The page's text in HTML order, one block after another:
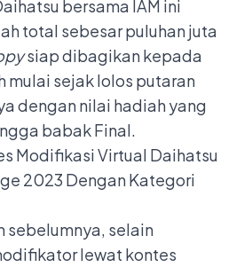
bersama IAM ini
total sebesar puluhan juta
siap dibagikan kepada
sejak lolos putaran
dengan nilai hadiah yang
babak Final.
sebelumnya, selain
lewat kontes